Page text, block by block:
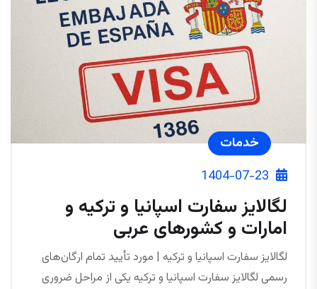
خدمات
1404-07-23
لگالایز سفارت اسپانیا و ترکیه و
امارات و کشورهای عربی
لگالایز سفارت اسپانیا و ترکیه | مورد تأیید تمام ارگان‌های
رسمی لگالایز سفارت اسپانیا و ترکیه یکی از مراحل ضروری